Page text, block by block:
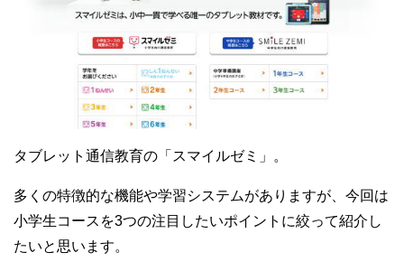
タブレット通信教育の「スマイルゼミ」。
多くの特徴的な機能や学習システムがありますが、今回は
小学生コースを3つの注目したいポイントに絞って紹介し
たいと思います。